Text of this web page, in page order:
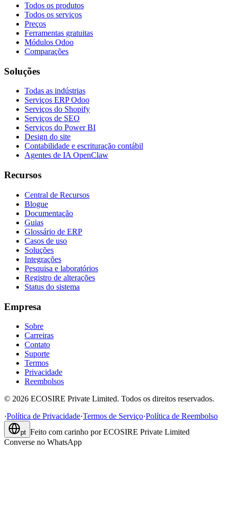
Todos os produtos
Todos os serviços
Preços
Ferramentas gratuitas
Módulos Odoo
Comparações
Soluções
Todas as indústrias
Serviços ERP Odoo
Serviços do Shopify
Serviços de SEO
Serviços do Power BI
Design do site
Contabilidade e escrituração contábil
Agentes de IA OpenClaw
Recursos
Central de Recursos
Blogue
Documentação
Guias
Glossário de ERP
Casos de uso
Soluções
Integrações
Pesquisa e laboratórios
Registro de alterações
Status do sistema
Empresa
Sobre
Carreiras
Contato
Suporte
Termos
Privacidade
Reembolsos
© 2026 ECOSIRE Private Limited. Todos os direitos reservados.
·Política de Privacidade·Termos de Serviço·Política de Reembolso
pt Feito com carinho por ECOSIRE Private Limited
Converse no WhatsApp